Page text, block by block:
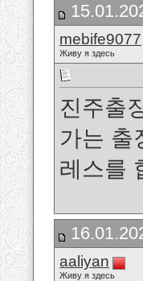
mebife9077
Живу я здесь
진주출
가는 출
레스를
aaliyan
Живу я здесь